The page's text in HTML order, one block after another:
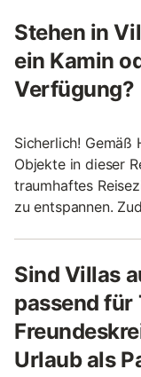
Stehen in
ein Kamin
Verfügung?
Sicherlich! Gemäß
Objekte in dieser
traumhaftes
zu entspannen.
Sind Villas
passend für
Urlaub als